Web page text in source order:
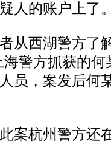
人的账户上了
西湖警方了解
海警方抓获的
员，案发后何
杭州警方还